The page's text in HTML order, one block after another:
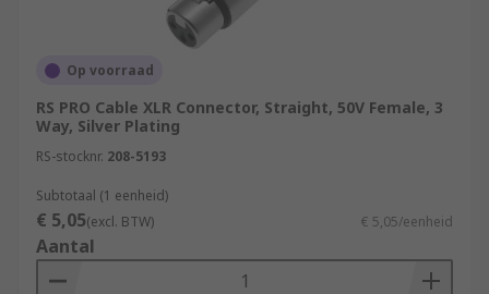
Op voorraad
RS PRO Cable XLR Connector, Straight, 50V Female, 3
Way, Silver Plating
RS-stocknr. 208-5193
Subtotaal (1 eenheid)
€ 5,05(excl. BTW) € 5,05/eenheid
Aantal